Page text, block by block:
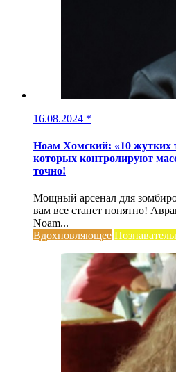
16.08.2024 *
Ноам Хомский: «10
которых контролируют
точно!
Мощный арсенал для
вам все станет понятно!
Noam...
Вдохновляющее